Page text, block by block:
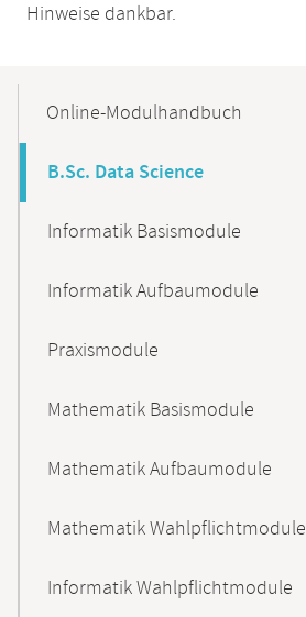
Hinweise dankbar.
NavigationOnline-Modulhandbuch
B.Sc. Data Science
Informatik Basismodule
Informatik Aufbaumodule
Praxismodule
Mathematik Basismodule
Mathematik Aufbaumodule
Mathematik Wahlpflichtmodule
Informatik Wahlpflichtmodule